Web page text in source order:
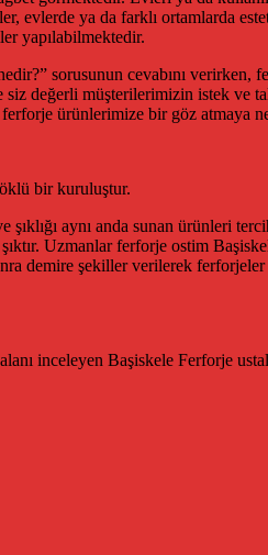
evlerde ya da farklı ortamlarda
yapılabilmektedir.
sorusunun cevabını verirken,
siz değerli müşterilerimizin istek ve
ürünlerimize bir göz atmaya
bir kuruluştur.
aynı anda sunan ürünleri
Uzmanlar ferforje ostim
demire şekiller verilerek
inceleyen Başiskele Ferforje